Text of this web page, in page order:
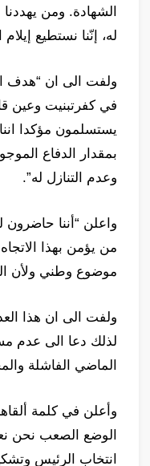
الشهادة. ومن يهددنا
له، إنّنا نستطيع
ولفت الى ان “هدف
في كفرتبنيت وعين
يستسلمون مؤكدا
بمقدار الدفاع
وعدم التنازل له”.
واعلن “أننا حاضرون
من يؤمن بهذا
موضوع وطني ولأن
ولفت الى ان هذا
لذلك دعا الى عدم
الماضي الفاشلة
وأعلن في كلمة
الوضع الصعب نحن
انتخاب الرئيس